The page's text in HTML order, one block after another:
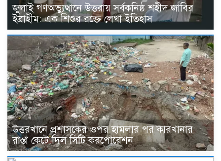
জুলাই গণঅভ্যুত্থানে উত্তরায় সর্বকনিষ্ঠ শহীদ জাবির
ইব্রাহীম: এক শিশুর রক্তে লেখা ইতিহাস
উত্তরখানে প্রশাসকের ওপর হামলার পর কারখানার
রাস্তা কেটে দিল সিটি করপোরেশন